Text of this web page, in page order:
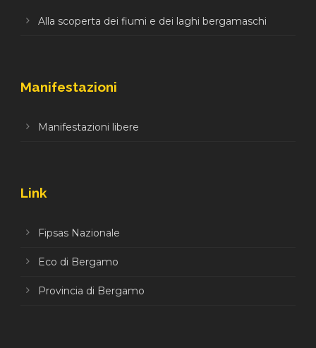
Alla scoperta dei fiumi e dei laghi bergamaschi
Manifestazioni
Manifestazioni libere
Link
Fipsas Nazionale
Eco di Bergamo
Provincia di Bergamo